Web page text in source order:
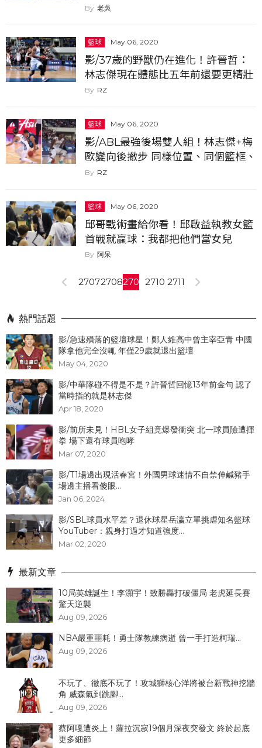
才能受到年輕人認同
老吳
籃球 May 06, 2020
影/37歲的野獸仍在進化！許晉哲：
林志傑現在體態比五年前還要更精壯
RZ
籃球 May 06, 2020
影/ABL最強後場雙人組！林志傑+梅
歐變向後撤步 同樣位置、同個籃框、
同樣晃飛防守者...
RZ
籃球 May 06, 2020
邱哥戰術畫給你看！邱啟益執教女籃
首戰就贏球：我都把他們當女兒
阿呆
270727082709 2710 2711
熱門話題
影/急速殞落的籃壇球星！鄭人維高中曾主宰亞青 中國
隊拿他完全沒輒 年僅29歲就退出籃壇
May 04, 2020
影/中華隊碰不得是不是？許晉哲回憶13年前金句 認了
當時指的就是林志傑
Apr 18, 2020
影/前所未見！HBL女子組竟爆發衝突 北一球員險遭揮
拳 場下還有球員咆哮
Mar 07, 2020
影/T1場邊出現活春宮！外國男球迷情不自禁伸鹹豬手
場邊主播看傻眼...
Jan 06, 2024
影/SBL球員水平差？退休球星岳瀛立單挑虐知名籃球
YouTuber：親身打過才知道強度...
Mar 02, 2020
最新文章
10局英雄誕生！李灝宇！致勝轟打破僵局 老虎延長賽
驚天逆襲
Aug 09, 2026
NBA嚴重噩耗！勇士隊教練病逝 曾一手打造柯瑞...
Aug 09, 2026
不玩了、徹底不玩了！攻城獅核心洋將被台新戰神挖牆
角 威森氣到跳腳...
Aug 09, 2026
蔡阿嘎遭炎上！蘿拉沉寂19個月深夜突發文 終於起底
更多細節